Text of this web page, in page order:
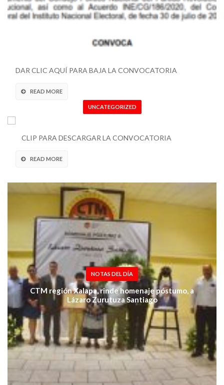
DAR CLIC AQUÍ PARA BAJA LA CONVOCATORIA
READ MORE
UNCATEGORIZED
CLIP PARA DESCARGAR LA CONVOCATORIA
READ MORE
NOTAS DEL DÍA
CTM región Xalapa, rinde homenaje póstumo, a
Lázaro Zurutuza Santiago